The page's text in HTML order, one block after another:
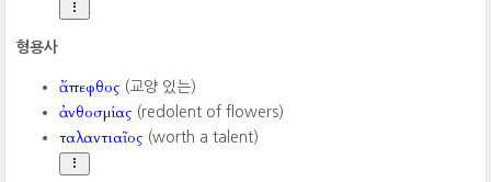
형용사
ἄπεφθος (교양 있는)
ἀνθοσμίας (redolent of flowers)
ταλαντιαῖος (worth a talent)